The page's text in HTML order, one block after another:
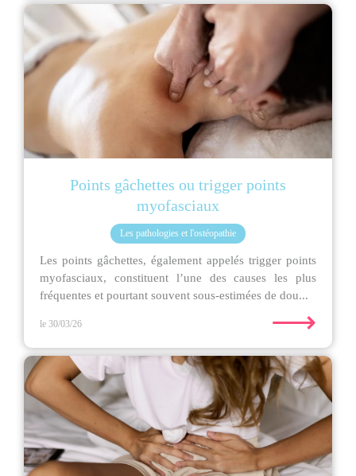
Points gâchettes ou trigger points
myofasciaux
Les pathologies et l'ostéopathie
Les points gâchettes, également appelés trigger points
myofasciaux, constituent l’une des causes les plus
fréquentes et pourtant souvent sous-estimées de dou...
le 30/03/26 ⟶